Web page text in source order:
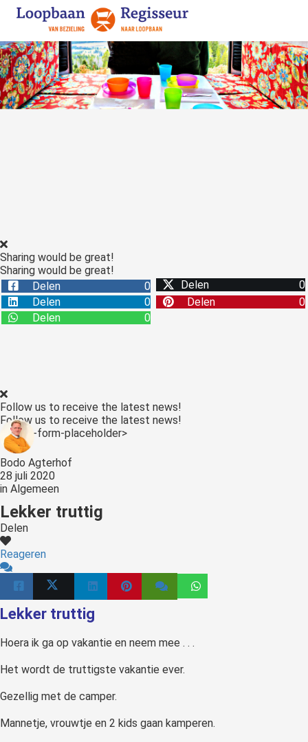
Sharing would be great!
Sharing would be great!
Delen
0 Delen
0
Delen
0 Delen
0
Delen
0
Follow us to receive the latest news!
Follow us to receive the latest news!
<:optin-form-placeholder>
Bodo Agterhof
28 juli 2020
in Algemeen
Lekker truttig
Delen
Reageren
Lekker truttig
Hoera ik ga op vakantie en neem mee . . .
Het wordt de truttigste vakantie ever.
Gezellig met de camper.
Mannetje, vrouwtje en 2 kids gaan kamperen.